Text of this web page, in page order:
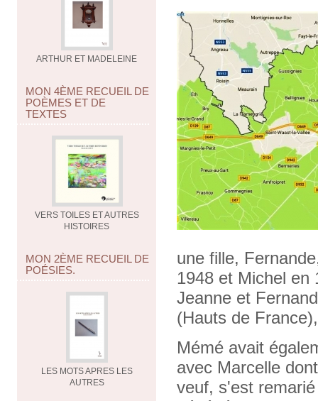
ARTHUR ET MADELEINE
MON 4ÈME RECUEIL DE
POÈMES ET DE
TEXTES
VERS TOILES ET AUTRES
HISTOIRES
MON 2ÈME RECUEIL DE
POÉSIES.
LES MOTS APRES LES
AUTRES
une fille,
1948 et Michel en
Jeanne et
(Hauts de
Mémé avait
avec Marcelle
veuf, s'est